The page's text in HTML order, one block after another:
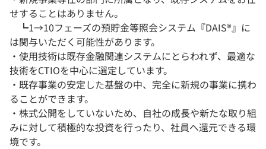
せすることはありません。
┗1→10フェーズの預貯金等照会システム『DAIS®』に
は関与いただく可能性があります。
・使用技術は既存金融関連システムにとらわれず、最適な
技術をCTIOを中心に選定しています。
・既存事業の安定した基盤の中、完全に新規の事業に携わ
ることができます。
・株式公開をしていないため、自社の成長や新たな取り組
みに対して積極的な投資を行ったり、社員へ還元できる環
境です。